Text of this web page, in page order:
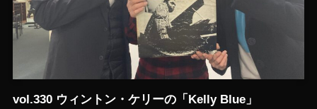
vol.330 ウィントン・ケリーの「Kelly Blue」